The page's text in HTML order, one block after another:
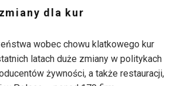
dla kur
wobec chowu klatkowego kur
latach duże zmiany w politykach
żywności, a także restauracji,